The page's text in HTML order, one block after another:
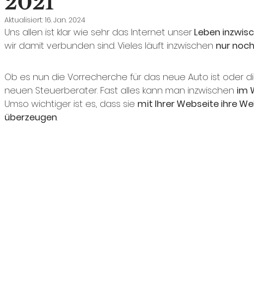
Aktualisiert: 16. Jan. 2024
Uns allen ist klar wie sehr das Internet unser Leben
wir damit verbunden sind. Vieles läuft inzwischen nur
Ob es nun die Vorrecherche für das neue Auto ist oder
neuen Steuerberater. Fast alles kann man inzwischen im
Umso wichtiger ist es, dass sie mit Ihrer Webseite ihre
überzeugen.